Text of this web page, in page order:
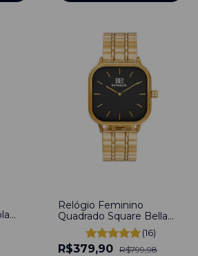
Relógio Feminino
Quadrado Square Bella
Full Gold Black Aço
Inoxidável banhado a
titânio
(16)
R$379,90 R$799,98